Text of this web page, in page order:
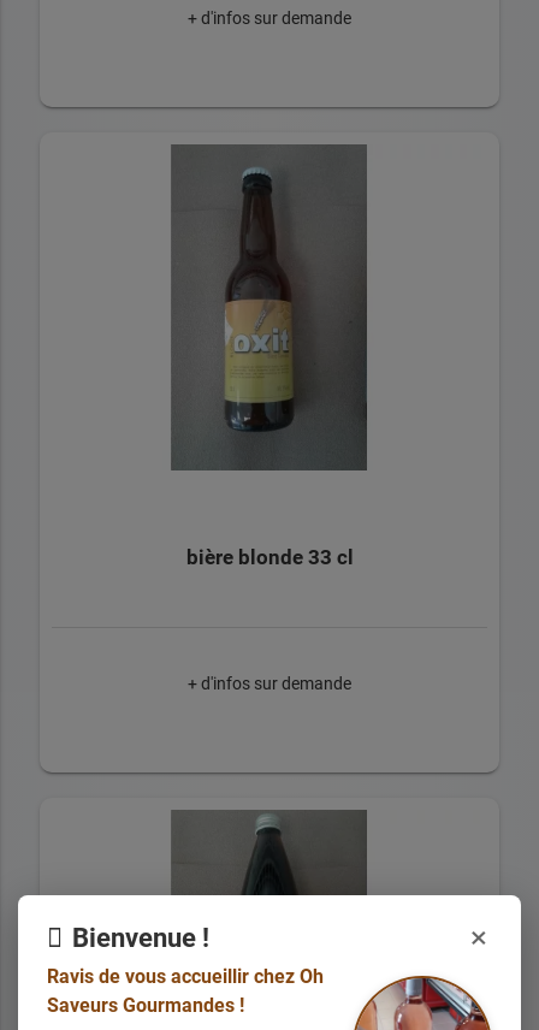
+ d'infos sur demande
bière blonde 33 cl
+ d'infos sur demande
Bienvenue ! ×
Ravis de vous accueillir chez Oh
Saveurs Gourmandes !